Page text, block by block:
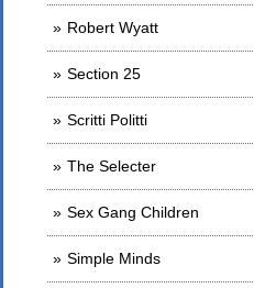
Robert Wyatt
Section 25
Scritti Politti
The Selecter
Sex Gang Children
Simple Minds